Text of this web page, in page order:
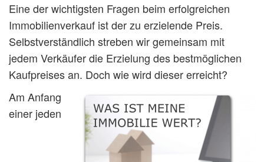
Eine der wichtigsten Fragen beim erfolgreichen
Immobilienverkauf ist der zu erzielende Preis.
Selbstverständlich streben wir gemeinsam mit
jedem Verkäufer die Erzielung des bestmöglichen
Kaufpreises an. Doch wie wird dieser erreicht?
Am Anfang
einer jeden